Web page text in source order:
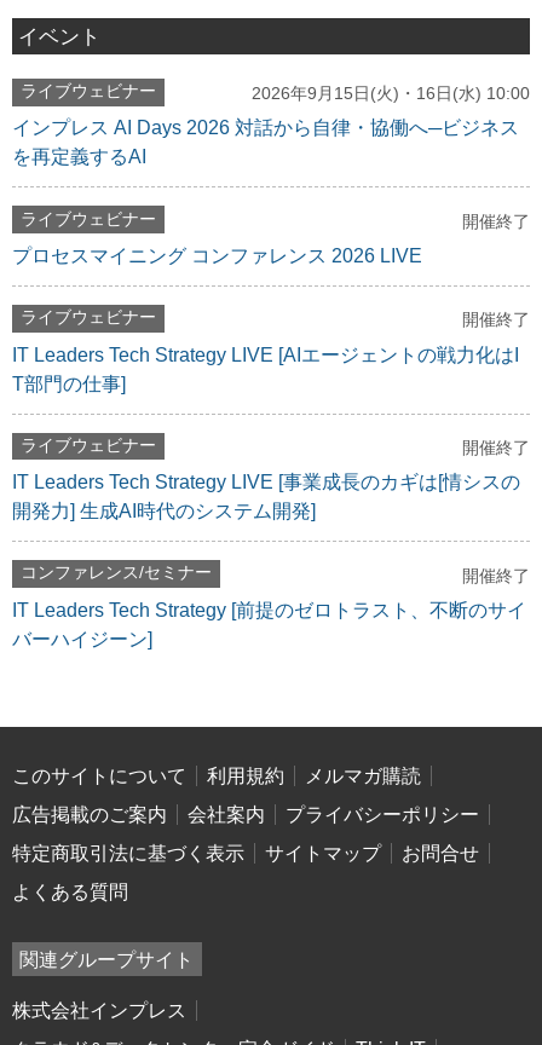
イベント
ライブウェビナー 2026年9月15日(火)・16日(水) 10:00
インプレス AI Days 2026 対話から自律・協働へ─ビジネス
を再定義するAI
ライブウェビナー 開催終了
プロセスマイニング コンファレンス 2026 LIVE
ライブウェビナー 開催終了
IT Leaders Tech Strategy LIVE [AIエージェントの戦力化はI
T部門の仕事]
ライブウェビナー 開催終了
IT Leaders Tech Strategy LIVE [事業成長のカギは[情シスの
開発力] 生成AI時代のシステム開発]
コンファレンス/セミナー 開催終了
IT Leaders Tech Strategy [前提のゼロトラスト、不断のサイ
バーハイジーン]
このサイトについて 利用規約
メルマガ購読
広告掲載のご案内
会社案内
プライバシーポリシー
特定商取引法に基づく表示
サイトマップ
お問合せ
よくある質問
関連グループサイト
株式会社インプレス